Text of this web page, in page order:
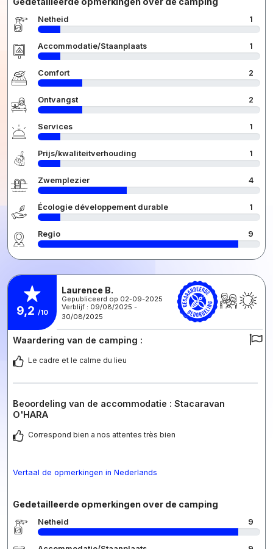
Netheid 1
Accommodatie/Staanplaats 1
Comfort 2
Ontvangst 2
Services 1
Prijs/kwaliteitverhouding 1
Zwemplezier 4
Écologie développement durable 1
Regio 9
9,2 /10
Laurence B.
Gepubliceerd op 02-09-2025
Verblijf : 09/08/2025 -
30/08/2025
Waardering van de camping :
Le cadre et le calme du lieu
Beoordeling van de accommodatie : Stacaravan
O'HARA
Correspond bien a nos attentes très bien
Vertaal de opmerkingen in Nederlands
Gedetailleerde opmerkingen over de camping
Netheid 9